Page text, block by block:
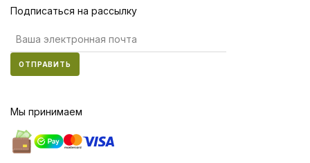
Подписаться на рассылку
ОТПРАВИТЬ
Мы принимаем